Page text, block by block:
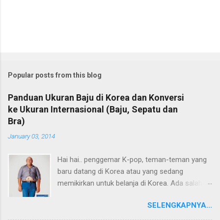
Popular posts from this blog
Panduan Ukuran Baju di Korea dan Konversi
ke Ukuran Internasional (Baju, Sepatu dan
Bra)
January 03, 2014
Hai hai.. penggemar K-pop, teman-teman yang
baru datang di Korea atau yang sedang
memikirkan untuk belanja di Korea. Ada salah
membeli barang-barang dari Korea yaitu
SELENGKAPNYA...